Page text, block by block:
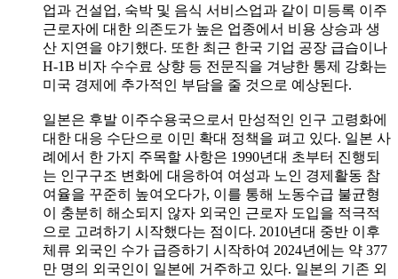
업과 건설업, 숙박 및 음식 서비스업과 같이 미등록 이주
근로자에 대한 의존도가 높은 업종에서 비용 상승과 생
산 지연을 야기했다. 또한 최근 한국 기업 공장 급습이나
H-1B 비자 수수료 상향 등 전문직을 겨냥한 통제 강화는
미국 경제에 추가적인 부담을 줄 것으로 예상된다.
일본은 후발 이주수용국으로서 만성적인 인구 고령화에
대한 대응 수단으로 이민 확대 정책을 펴고 있다. 일본 사
례에서 한 가지 주목할 사항은 1990년대 초부터 진행되
는 인구구조 변화에 대응하여 여성과 노인 경제활동 참
여율을 꾸준히 높여오다가, 이를 통해 노동수급 불균형
이 충분히 해소되지 않자 외국인 근로자 도입을 적극적
으로 고려하기 시작했다는 점이다. 2010년대 중반 이후
체류 외국인 수가 급증하기 시작하여 2024년에는 약 377
만 명의 외국인이 일본에 거주하고 있다. 일본의 기존 외